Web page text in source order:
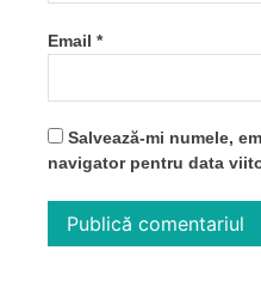
Email *
Salvează-mi numele,
navigator pentru data